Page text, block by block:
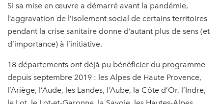
Si sa mise en œuvre a démarré avant la pandémie,
l’aggravation de l’isolement social de certains territoires
pendant la crise sanitaire donne d’autant plus de sens (et
d’importance) à l’initiative.
18 départements ont déjà pu bénéficier du programme
depuis septembre 2019 : les Alpes de Haute Provence,
l’Ariège, l’Aude, les Landes, l’Aube, la Côte d’Or, l’Indre,